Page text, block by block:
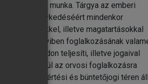
emberi munka. Tárgya az emberi
orvos ténykedéséért mindenkor
helyzetekkel, illetve magatartásokkal
Amennyiben foglalkozásának
módon teljesíti, illetve jogaival
normákon túl az orvosi foglalkozásra
szabálysértési és büntetőjogi téren áll